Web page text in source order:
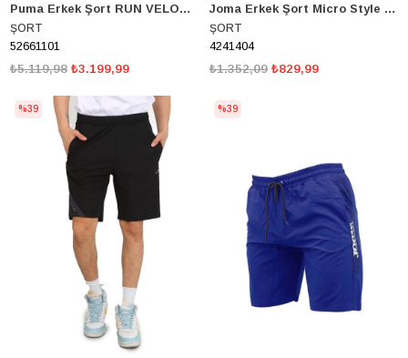
Puma Erkek Şort RUN VELOCITY 2IN1 Regular Fit 52661101
ŞORT
52661101
₺3.199,99
₺5.119,98
Joma Erkek Şort Micro Style M 4241404
ŞORT
4241404
₺829,99
₺1.352,09
%39 %39